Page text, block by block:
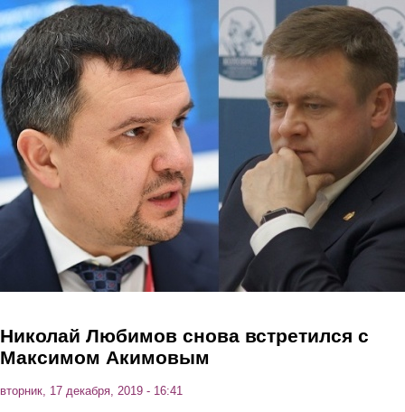
Перейти к основному содержанию
Николай Любимов снова встретился с
Максимом Акимовым
вторник, 17 декабря, 2019 - 16:41